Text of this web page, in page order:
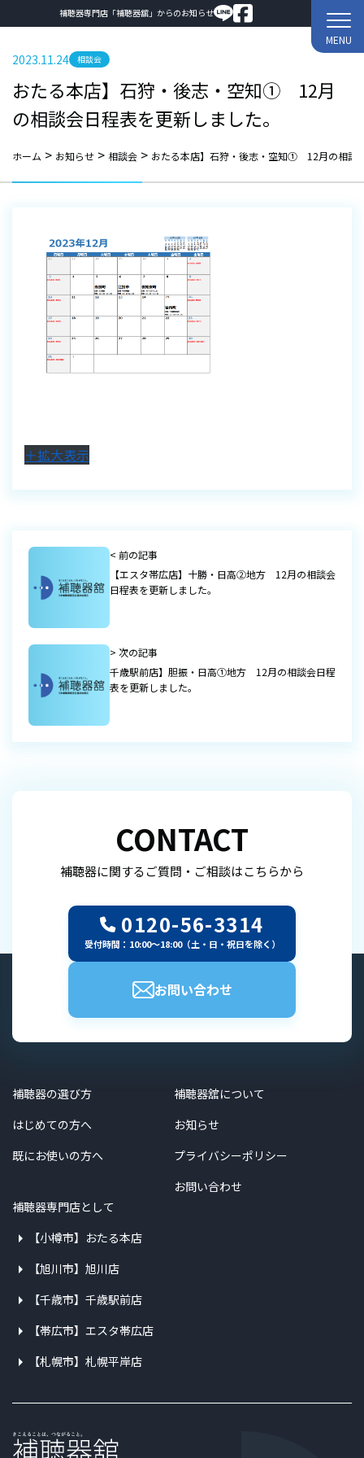
補聴器専門店「補聴器舘」からのお知らせ
MENU
2023.11.24 相談会
おたる本店】石狩・後志・空知① 12月
の相談会日程表を更新しました。
ホーム > お知らせ > 相談会 > おたる本店】石狩・後志・空知① 12月の相談
＋拡大表示
< 前の記事
【エスタ帯広店】十勝・日高②地方 12月の相談会
日程表を更新しました。
> 次の記事
千歳駅前店】胆振・日高①地方 12月の相談会日程
表を更新しました。
CONTACT
補聴器に関するご質問・ご相談はこちらから
0120-56-3314
受付時間：10:00～18:00（土・日・祝日を除く）
お問い合わせ
補聴器の選び方
はじめての方へ
既にお使いの方へ
補聴器舘について
お知らせ
プライバシーポリシー
お問い合わせ
補聴器専門店として
【小樽市】おたる本店
【旭川市】旭川店
【千歳市】千歳駅前店
【帯広市】エスタ帯広店
【札幌市】札幌平岸店